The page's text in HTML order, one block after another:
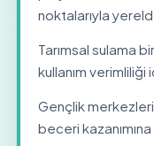
noktalarıyla
Tarımsal sulama
kullanım verimliliği
Gençlik
beceri kazanımına